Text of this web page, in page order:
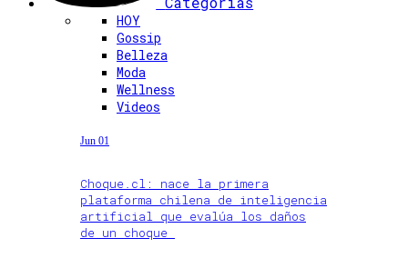
HOY
Gossip
Belleza
Moda
Wellness
Videos
Jun 01
Choque.cl: nace la primera
plataforma chilena de inteligencia
artificial que evalúa los daños
de un choque